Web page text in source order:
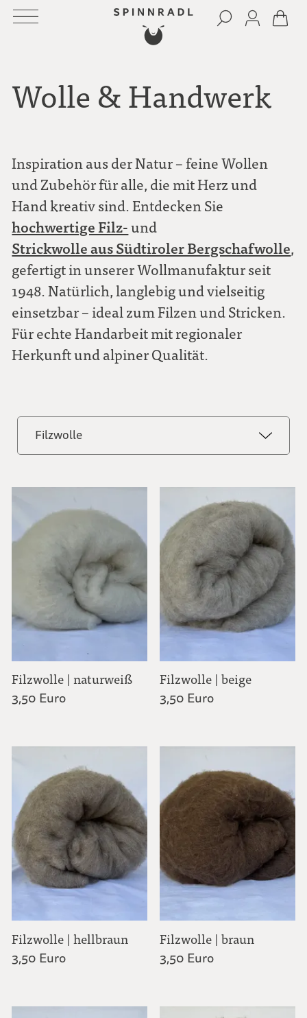
Wolle & Handwerk
Inspiration aus der Natur – feine Wollen
und Zubehör für alle, die mit Herz und
Hand kreativ sind. Entdecken Sie
hochwertige Filz-und
Strickwolle aus Südtiroler Bergschafwolle,
gefertigt in unserer Wollmanufaktur seit
1948. Natürlich, langlebig und vielseitig
einsetzbar – ideal zum Filzen und Stricken.
Für echte Handarbeit mit regionaler
Herkunft und alpiner Qualität.
Filzwolle
Strickwolle
Filzwolle
Filzwolle MIX
Zubehör | Kits
Filzwolle | naturweiß
3,50 Euro
Filzwolle | beige
3,50 Euro
Filzwolle | hellbraun
3,50 Euro
Filzwolle | braun
3,50 Euro